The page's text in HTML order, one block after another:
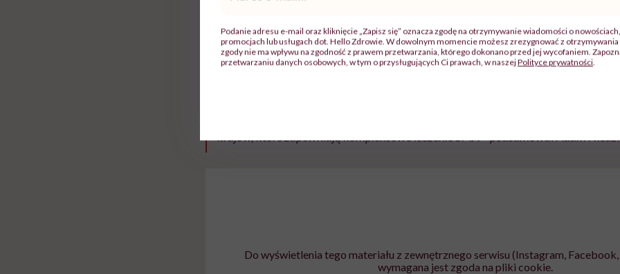
Dzięki refundacji leków w Polsce, około 40–50 dzieci, które rodzą się co roku
krajów, które zapewniają kompleksowe leczenie SMA – podsumował Adam
Do wyświetlenia tego materiału z zewnętrznego serwisu (Instagram,
wymagana jest zgoda na pliki cookie.
mail*
Podanie adresu e-mail oraz kliknięcie „Zapisz się” oznacza zgodę na otrzymywanie wiadomości o
promocjach lub usługach dot. Hello Zdrowie. W dowolnym momencie możesz zrezygnować z
zgody nie ma wpływu na zgodność z prawem przetwarzania, którego dokonano przed jej wycofaniem.
przetwarzaniu danych osobowych, w tym o przysługujących Ci prawach, w naszejPolityce prywatności.